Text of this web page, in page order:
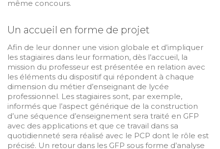
même concours.
Un accueil en forme de projet
Afin de leur donner une vision globale et d’impliquer
les stagiaires dans leur formation, dès l’accueil, la
mission du professeur est présentée en relation avec
les éléments du dispositif qui répondent à chaque
dimension du métier d’enseignant de lycée
professionnel. Les stagiaires sont, par exemple,
informés que l’aspect générique de la construction
d’une séquence d’enseignement sera traité en GFP
avec des applications et que ce travail dans sa
quotidienneté sera réalisé avec le PCP dont le rôle est
précisé. Un retour dans les GFP sous forme d’analyse